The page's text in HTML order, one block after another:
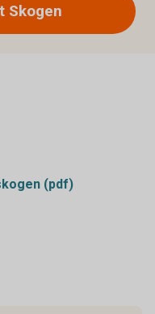
Skogen
(pdf)